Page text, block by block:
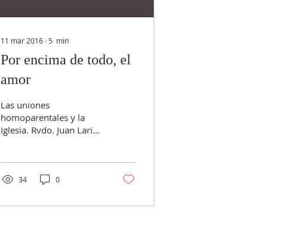
11 mar 2016 ∙ 5 min
Por encima de todo, el
amor
Las uniones
homoparentales y la
Iglesia. Rvdo. Juan Larios
realidad en...
34 0